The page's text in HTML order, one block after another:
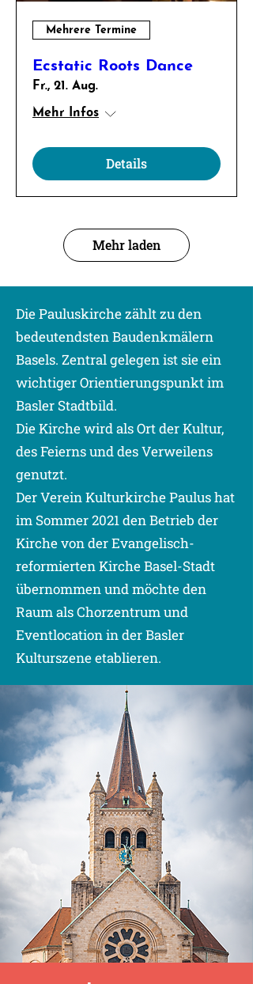
Mehrere Termine
Ecstatic Roots Dance
Fr., 21. Aug.
Mehr Infos
Details
Mehr laden
Die Pauluskirche zählt zu den
bedeutendsten Baudenkmälern
Basels. Zentral gelegen ist sie ein
wichtiger Orientierungspunkt im
Basler Stadtbild.
Die Kirche wird als Ort der Kultur,
des Feierns und des Verweilens
genutzt.
Der Verein Kulturkirche Paulus hat
im Sommer 2021 den Betrieb der
Kirche von der Evangelisch-
reformierten Kirche Basel-Stadt
übernommen und möchte den
Raum als Chorzentrum und
Eventlocation in der Basler
Kulturszene etablieren.